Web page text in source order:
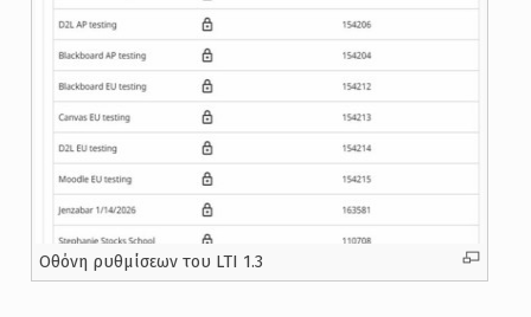
Oθόνη ρυθμίσεων του LTI 1.3